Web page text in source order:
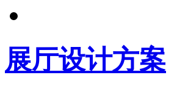
展厅设计方案